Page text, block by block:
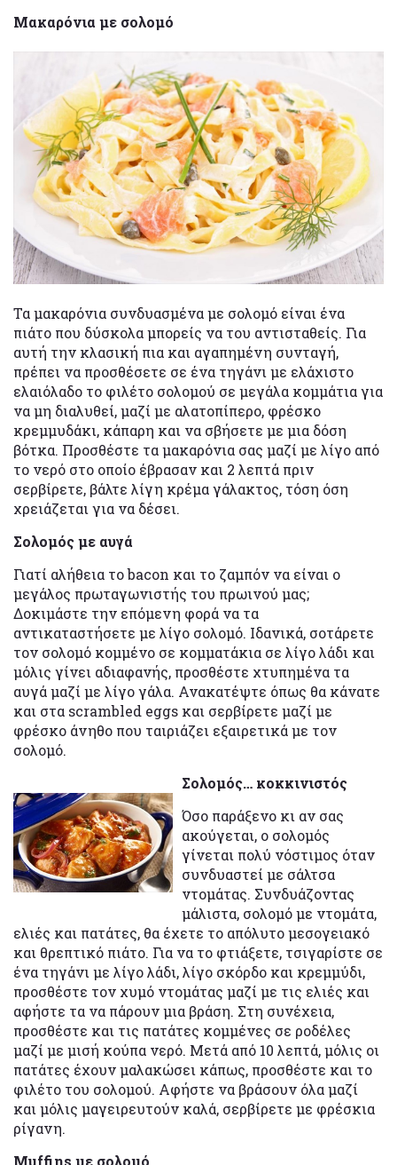
Μακαρόνια με σολομό
Τα μακαρόνια συνδυασμένα με σολομό είναι ένα
πιάτο που δύσκολα μπορείς να του αντισταθείς. Για
αυτή την κλασική πια και αγαπημένη συνταγή,
πρέπει να προσθέσετε σε ένα τηγάνι με ελάχιστο
ελαιόλαδο το φιλέτο σολομού σε μεγάλα κομμάτια για
να μη διαλυθεί, μαζί με αλατοπίπερο, φρέσκο
κρεμμυδάκι, κάπαρη και να σβήσετε με μια δόση
βότκα. Προσθέστε τα μακαρόνια σας μαζί με λίγο από
το νερό στο οποίο έβρασαν και 2 λεπτά πριν
σερβίρετε, βάλτε λίγη κρέμα γάλακτος, τόση όση
χρειάζεται για να δέσει.
Σολομός με αυγά
Γιατί αλήθεια το bacon και το ζαμπόν να είναι ο
μεγάλος πρωταγωνιστής του πρωινού μας;
Δοκιμάστε την επόμενη φορά να τα
αντικαταστήσετε με λίγο σολομό. Ιδανικά, σοτάρετε
τον σολομό κομμένο σε κομματάκια σε λίγο λάδι και
μόλις γίνει αδιαφανής, προσθέστε χτυπημένα τα
αυγά μαζί με λίγο γάλα. Ανακατέψτε όπως θα κάνατε
και στα scrambled eggs και σερβίρετε μαζί με
φρέσκο άνηθο που ταιριάζει εξαιρετικά με τον
σολομό.
Σολομός… κοκκινιστός
Όσο παράξενο κι αν σας
ακούγεται, ο σολομός
γίνεται πολύ νόστιμος όταν
συνδυαστεί με σάλτσα
ντομάτας. Συνδυάζοντας
μάλιστα, σολομό με ντομάτα,
ελιές και πατάτες, θα έχετε το απόλυτο μεσογειακό
και θρεπτικό πιάτο. Για να το φτιάξετε, τσιγαρίστε σε
ένα τηγάνι με λίγο λάδι, λίγο σκόρδο και κρεμμύδι,
προσθέστε τον χυμό ντομάτας μαζί με τις ελιές και
αφήστε τα να πάρουν μια βράση. Στη συνέχεια,
προσθέστε και τις πατάτες κομμένες σε ροδέλες
μαζί με μισή κούπα νερό. Μετά από 10 λεπτά, μόλις οι
πατάτες έχουν μαλακώσει κάπως, προσθέστε και το
φιλέτο του σολομού. Αφήστε να βράσουν όλα μαζί
και μόλις μαγειρευτούν καλά, σερβίρετε με φρέσκια
ρίγανη.
Muffins με σολομό